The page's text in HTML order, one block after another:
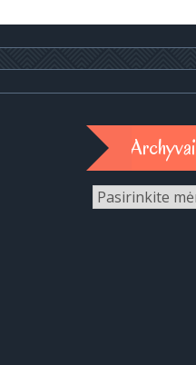
Archyvai
Archyvai